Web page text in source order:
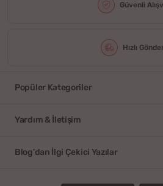
Güvenli
Hızlı
Popüler Kategoriler
Yardım & İletişim
Blog'dan İlgi Çekici Yazılar